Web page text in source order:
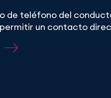
de teléfono del
un contacto